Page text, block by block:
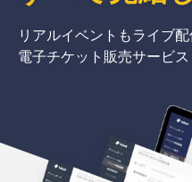
リアルイベントもライブ
電子チケット販売サービス